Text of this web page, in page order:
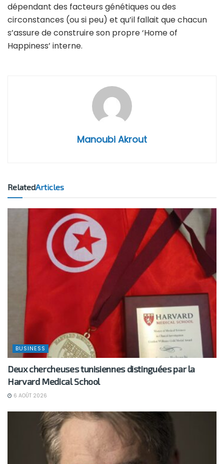
dépendant des facteurs génétiques ou des
circonstances (ou si peu) et qu’il fallait que chacun
s’assure de construire son propre ‘Home of
Happiness’ interne.
Manoubi Akrout
RelatedArticles
BUSINESS
Deux chercheuses tunisiennes distinguées par la
Harvard Medical School
6 AOÛT 2026